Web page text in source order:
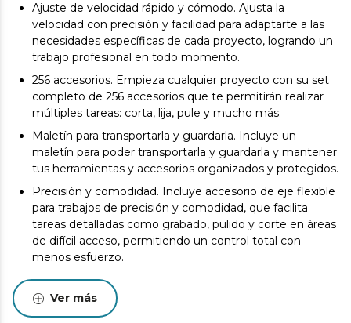
Ajuste de velocidad rápido y cómodo. Ajusta la
velocidad con precisión y facilidad para adaptarte a las
necesidades específicas de cada proyecto, logrando un
trabajo profesional en todo momento.
256 accesorios. Empieza cualquier proyecto con su set
completo de 256 accesorios que te permitirán realizar
múltiples tareas: corta, lija, pule y mucho más.
Maletín para transportarla y guardarla. Incluye un
maletín para poder transportarla y guardarla y mantener
tus herramientas y accesorios organizados y protegidos.
Precisión y comodidad. Incluye accesorio de eje flexible
para trabajos de precisión y comodidad, que facilita
tareas detalladas como grabado, pulido y corte en áreas
de difícil acceso, permitiendo un control total con
menos esfuerzo.
Ver más